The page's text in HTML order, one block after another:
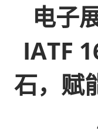
电子
IATF
石，赋